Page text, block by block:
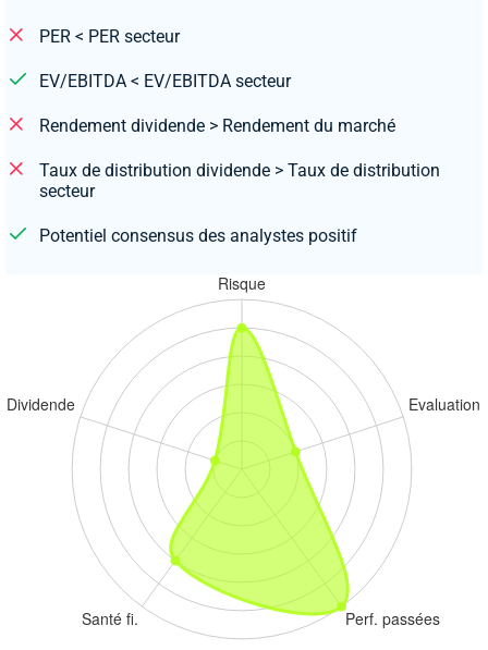
PER < PER secteur
EV/EBITDA < EV/EBITDA secteur
Rendement dividende > Rendement du marché
Taux de distribution dividende > Taux de distribution
secteur
Potentiel consensus des analystes positif